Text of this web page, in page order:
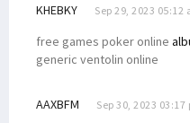
KHEBKY Sep 29, 2023 05:12
free games poker online
generic ventolin online
AAXBFM Sep 30, 2023 03:17